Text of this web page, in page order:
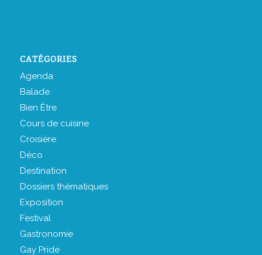
CATÉGORIES
Agenda
Balade
Bien Être
Cours de cuisine
Croisière
Déco
Destination
Dossiers thématiques
Exposition
Festival
Gastronomie
Gay Pride